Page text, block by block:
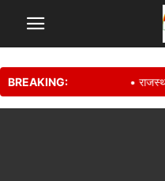
BREAKING: • राजस्थान